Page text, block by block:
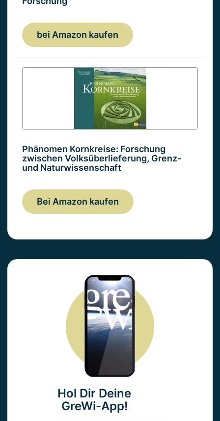
bei Amazon kaufen
Phänomen Kornkreise: Forschung
zwischen Volksüberlieferung, Grenz-
und Naturwissenschaft
Bei Amazon kaufen
Hol Dir Deine
GreWi-App!